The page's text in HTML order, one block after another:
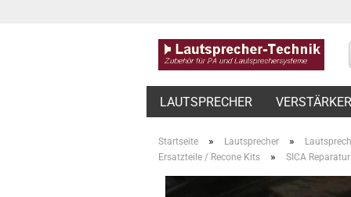
LAUTSPRECHER VERSTÄRKER
Startseite » Lautsprecher »
Ersatzteile / Recone Kits » SICA